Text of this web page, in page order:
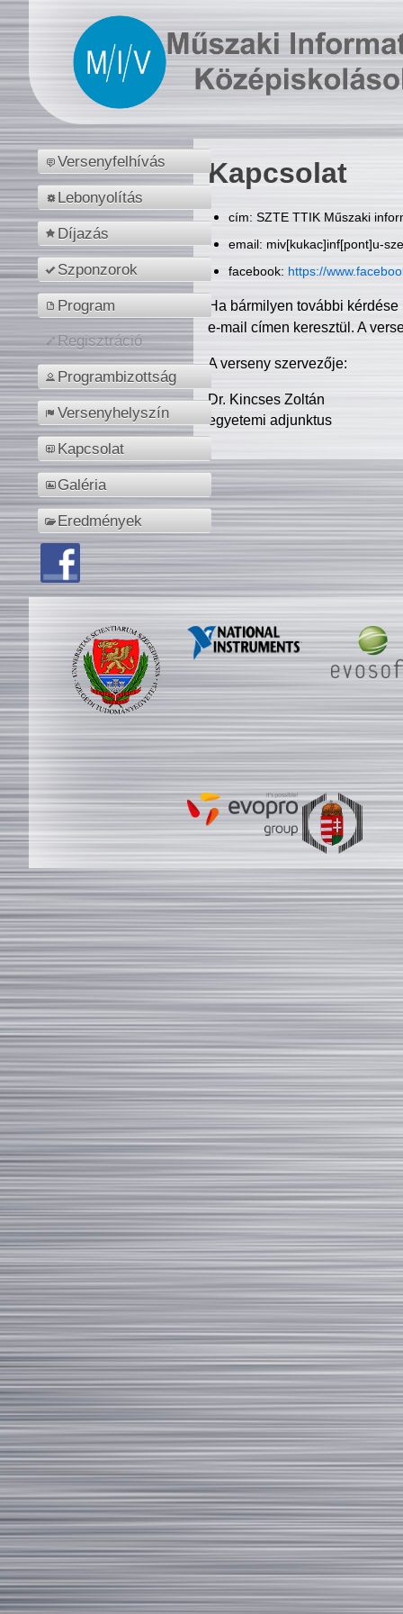
Versenyfelhívás
Lebonyolítás
Díjazás
Szponzorok
Program
Regisztráció
Programbizottság
Versenyhelyszín
Kapcsolat
Galéria
Eredmények
Kapcsolat
cím: SZTE TTIK Műszaki
email: miv[kukac]inf[pont]u-
facebook: https://
Ha bármilyen további
e-mail címen keresztül. A
A verseny szervezője:
Dr. Kincses Zoltán
egyetemi adjunktus